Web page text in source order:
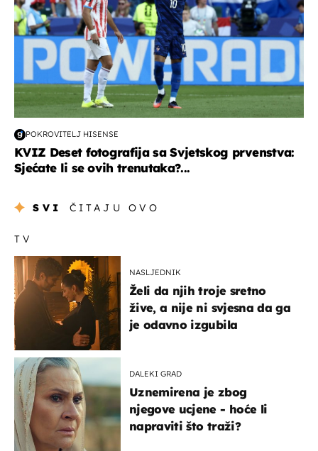
POKROVITELJ HISENSE
KVIZ Deset fotografija sa Svjetskog prvenstva:
Sjećate li se ovih trenutaka?...
SVI ČITAJU OVO
TV
NASLJEDNIK
Želi da njih troje sretno
žive, a nije ni svjesna da ga
je odavno izgubila
DALEKI GRAD
Uznemirena je zbog
njegove ucjene - hoće li
napraviti što traži?